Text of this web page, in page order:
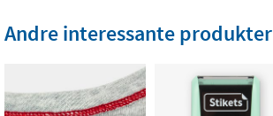
Andre interessante produkter